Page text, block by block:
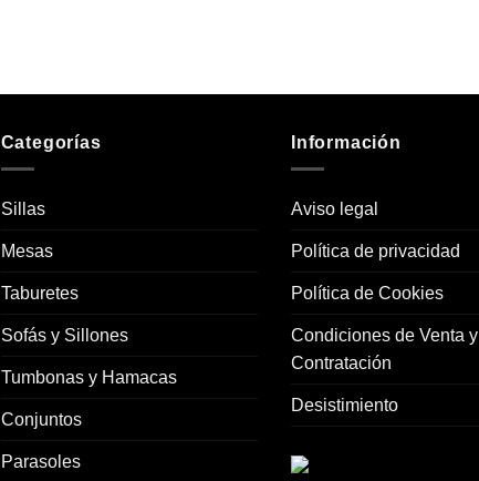
Categorías
Sillas
Mesas
Taburetes
Sofás y Sillones
Tumbonas y Hamacas
Conjuntos
Parasoles
Información
Aviso legal
Política de privacidad
Política de Cookies
Condiciones de Venta y
Contratación
Desistimiento